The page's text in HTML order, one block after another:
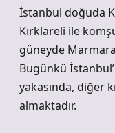
İstanbul doğuda
Kırklareli ile
güneyde
Bugünkü
yakasında, diğer
almaktadır.